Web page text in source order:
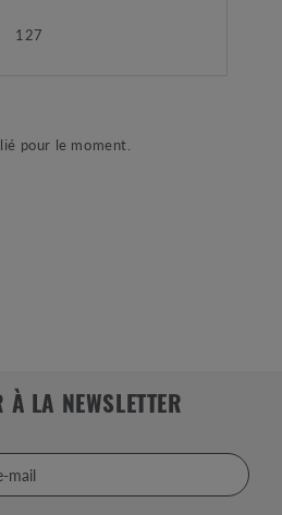
127
pour le moment.
À LA NEWSLETTER